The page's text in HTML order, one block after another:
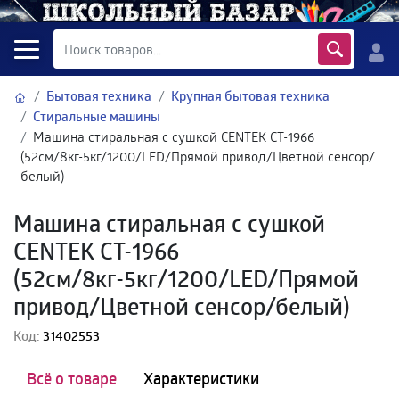
Бытовая техника
Крупная бытовая техника
Стиральные машины
Машина стиральная c сушкой CENTEK CT-1966
(52см/8кг-5кг/1200/LED/Прямой привод/Цветной сенсор/
белый)
Машина стиральная c сушкой
CENTEK CT-1966
(52см/8кг-5кг/1200/LED/Прямой
привод/Цветной сенсор/белый)
Код:31402553
Всё о товаре Характеристики